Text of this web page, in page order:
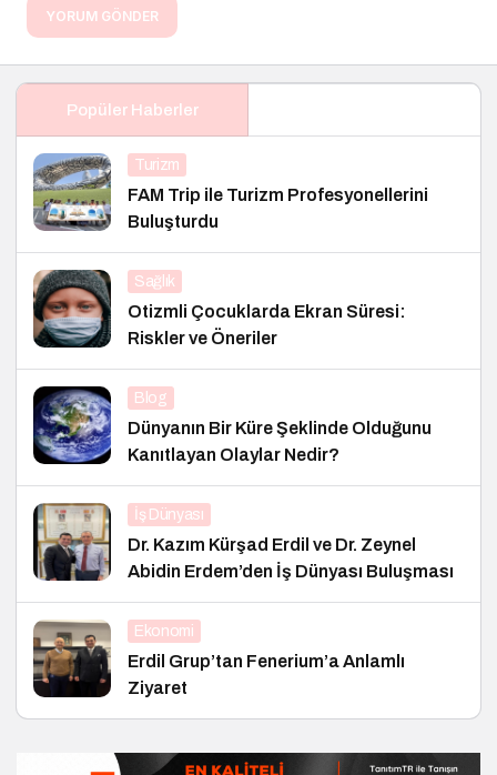
YORUM GÖNDER
Popüler Haberler
Turizm
FAM Trip ile Turizm Profesyonellerini
Buluşturdu
Sağlık
Otizmli Çocuklarda Ekran Süresi:
Riskler ve Öneriler
Blog
Dünyanın Bir Küre Şeklinde Olduğunu
Kanıtlayan Olaylar Nedir?
İş Dünyası
Dr. Kazım Kürşad Erdil ve Dr. Zeynel
Abidin Erdem’den İş Dünyası Buluşması
Ekonomi
Erdil Grup’tan Fenerium’a Anlamlı
Ziyaret